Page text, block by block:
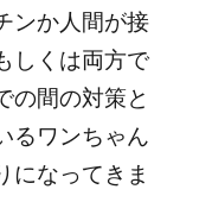
ンか人間が接
しくは両方で
の間の対策と
るワンちゃん
になってきま